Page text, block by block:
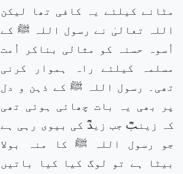
مٹانے کیلئے یہ کافی تھا لیکن
اللہ تعالیٰ نے رسول اللہ ﷺ کے
اُسوہ حسنہ کو مثالی بناکر اُمت
مسلمہ کیلئے راہ ہموار کرنی
تھی۔ رسول اللہ ﷺ کے ذہن و دل
پر بھی یہ بات چھائی ہوئی تھی
کہ زینبؓ جب زیدؓ کی بیوی رہی ہے
جو رسول اللہ ﷺ کا منہ بولا
بیٹا ہے تو لوگ کیا کیا باتیں